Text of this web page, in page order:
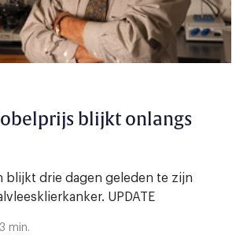
blijkt onlangs
blijkt drie dagen geleden te zijn
UPDATE
min.